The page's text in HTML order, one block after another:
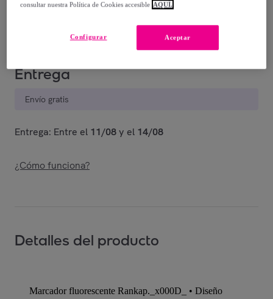
Último producto
Entrega
Envío gratis
Entrega: Entre el 11/08y el 14/08
¿Cómo funciona?
Detalles del producto
Marcador fluorescente Rankap._x000D_ • Diseño
consultar nuestra Política de Cookies accesible AQUÍ.
Aceptar
Configurar